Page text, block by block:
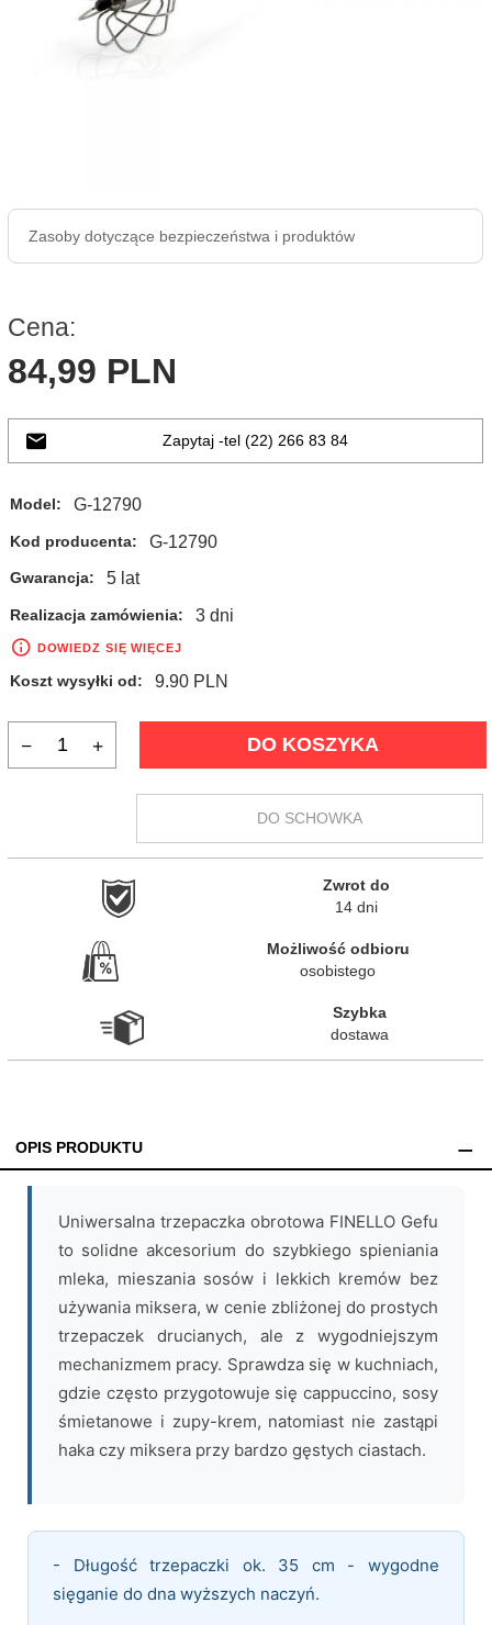
Zasoby dotyczące bezpieczeństwa i produktów
Cena:
84,99 PLN
Zapytaj -tel (22) 266 83 84
Model: G-12790
Kod producenta: G-12790
Gwarancja: 5 lat
Realizacja zamówienia: 3 dni
DOWIEDZ SIĘ WIĘCEJ
Koszt wysyłki od: 9.90 PLN
DO KOSZYKA
DO SCHOWKA
Zwrot do
14 dni
Możliwość odbioru
osobistego
Szybka
dostawa
OPIS PRODUKTU
Uniwersalna trzepaczka obrotowa FINELLO Gefu
to solidne akcesorium do szybkiego spieniania
mleka, mieszania sosów i lekkich kremów bez
używania miksera, w cenie zbliżonej do prostych
trzepaczek drucianych, ale z wygodniejszym
mechanizmem pracy. Sprawdza się w kuchniach,
gdzie często przygotowuje się cappuccino, sosy
śmietanowe i zupy-krem, natomiast nie zastąpi
haka czy miksera przy bardzo gęstych ciastach.
- Długość trzepaczki ok. 35 cm - wygodne
sięganie do dna wyższych naczyń.